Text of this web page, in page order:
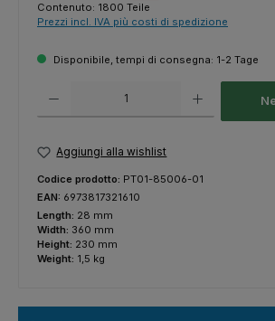
Contenuto: 1800 Teile
Prezzi incl. IVA più costi di spedizione
Disponibile, tempi di consegna: 1-2 Tage
Aggiungi alla wishlist
Codice prodotto: PT01-85006-01
EAN: 6973817321610
Length: 28 mm
Width: 360 mm
Height: 230 mm
Weight: 1,5 kg